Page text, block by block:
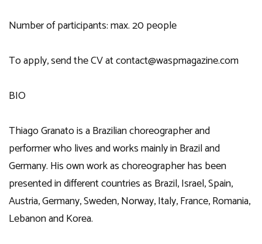
Number of participants: max. 20 people
To apply, send the CV at contact@waspmagazine.com
BIO
Thiago Granato is a Brazilian choreographer and
performer who lives and works mainly in Brazil and
Germany. His own work as choreographer has been
presented in different countries as Brazil, Israel, Spain,
Austria, Germany, Sweden, Norway, Italy, France, Romania,
Lebanon and Korea.